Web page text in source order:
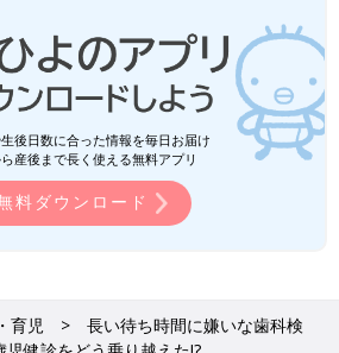
後日数に合った情報を毎日お届け
産後まで長く使える無料アプリ
料ダウンロード
育児
長い待ち時間に嫌いな歯科検